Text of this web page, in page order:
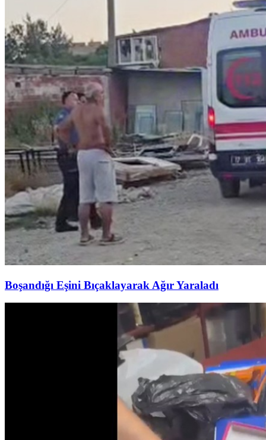
Boşandığı Eşini Bıçaklayarak Ağır Yaraladı